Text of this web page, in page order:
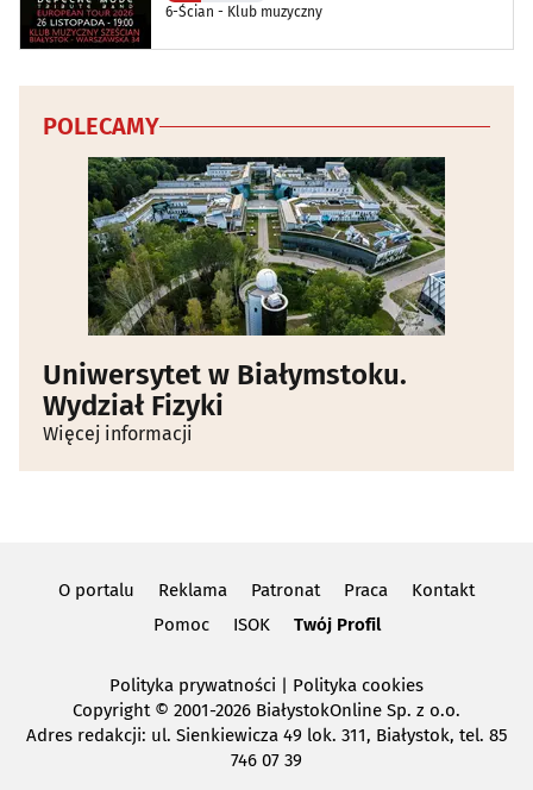
6-Ścian - Klub muzyczny
POLECAMY
Uniwersytet w Białymstoku.
Wydział Fizyki
Więcej informacji
O portalu Reklama Patronat Praca
Kontakt
Pomoc
ISOK Twój Profil
Polityka prywatności
Polityka cookies
Copyright© 2001-2026 BiałystokOnline Sp. z o.o.
Adres redakcji: ul. Sienkiewicza 49 lok. 311, Białystok, tel. 85
746 07 39